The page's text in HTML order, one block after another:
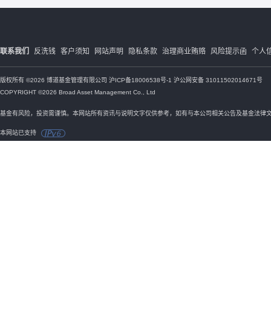
联系我们 反洗钱 客户须知 网站声明 隐私条款 治理商业贿赂 风险提示函 个人
版权所有 ©2026 博道基金管理有限公司 沪ICP备18006538号-1 沪公网安备 31011502014671号
COPYRIGHT ©2026 Broad Asset Management Co., Ltd
基金有风险，投资需谨慎。本网站所有资讯与说明文字仅供参考，如有与本公司相关公告及基金法律
本网站已支持